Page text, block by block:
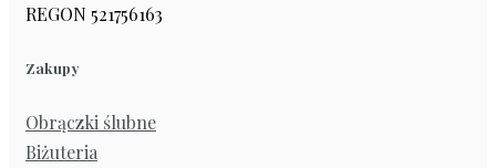
REGON 521756163
Zakupy
Obrączki ślubne
Biżuteria